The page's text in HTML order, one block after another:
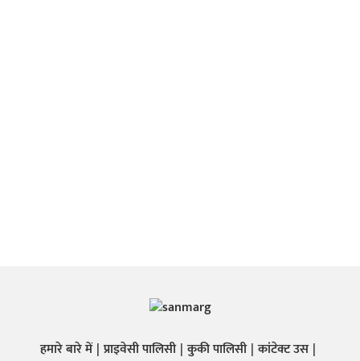
हमारे बारे में प्राइवेसी पालिसी कुकी पालिसी कांटेक्ट उस